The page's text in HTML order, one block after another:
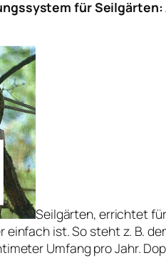
für Seilgärten:
Seilgärten, errichtet
einfach ist. So steht z. B.
Umfang pro Jahr.